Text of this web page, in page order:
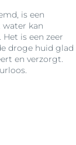
is een
kan
is een zeer
droge huid glad
en verzorgt.